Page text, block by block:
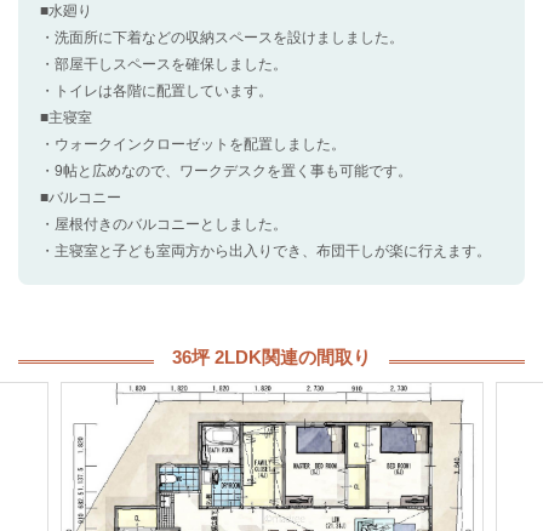
■水廻り
・洗面所に下着などの収納スペースを設けましました。
・部屋干しスペースを確保しました。
・トイレは各階に配置しています。
■主寝室
・ウォークインクローゼットを配置しました。
・9帖と広めなので、ワークデスクを置く事も可能です。
■バルコニー
・屋根付きのバルコニーとしました。
・主寝室と子ども室両方から出入りでき、布団干しが楽に行えます。
36坪 2LDK関連の間取り